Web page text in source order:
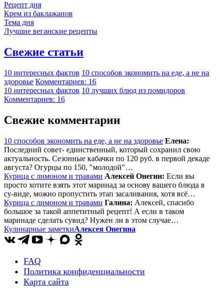
Рецепт дня
Крем из баклажанов
Тема дня
Лучшие веганские рецепты
Свежие статьи
10 интересных фактов 10 способов экономить на еде, а не на
здоровье Комментариев: 16
10 интересных фактов 10 лучших блюд из помидоров
Комментариев: 16
Свежие комментарии
10 способов экономить на еде, а не на здоровье Елена:
Последний совет- единственный, который сохранил свою
актуальность. Сезонные кабачки по 120 руб. в первой декаде
августа? Огурцы по 150, "молодой"…
Курица с лимоном и травами Алексей Онегин: Если вы
просто хотите взять этот маринад за основу вашего блюда в
су-виде, можно пропустить этап засаливания, хотя всё…
Курица с лимоном и травами Галина: Алексей, спасибо
большое за такой аппетитный рецепт! А если в таком
маринаде сделать сувид? Нужен ли в этом случае…
Кулинарные заметкиАлексея Онегина
FAQ
Политика конфиденциальности
Карта сайта